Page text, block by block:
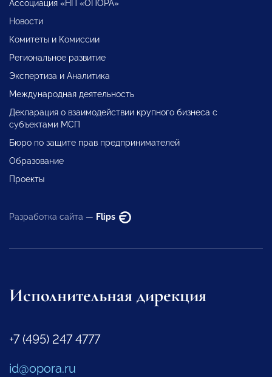
Ассоциация «НП «ОПОРА»
Новости
Комитеты и Комиссии
Региональное развитие
Экспертиза и Аналитика
Международная деятельность
Декларация о взаимодействии крупного бизнеса с
субъектами МСП
Бюро по защите прав предпринимателей
Образование
Проекты
Разработка сайта — Flips
Исполнительная дирекция
+7 (495) 247 4777
id@opora.ru